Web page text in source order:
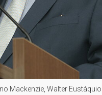
Mackenzie, Walter Eustáquio